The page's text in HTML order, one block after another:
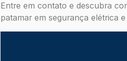
Entre em contato e descubra
patamar em segurança elétrica